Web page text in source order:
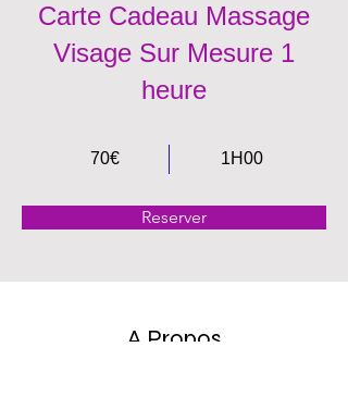
Carte Cadeau Massage
Visage Sur Mesure 1
heure
70€ 1H00
Reserver
A Propos